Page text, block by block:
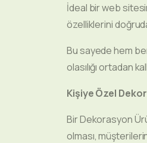
İdeal bir web
özelliklerini
Bu sayede hem
olasılığı ortadan
Kişiye Özel
Bir Dekorasyon
olması,